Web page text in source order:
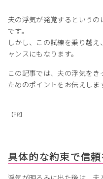
夫の浮気が発覚するという
です。
しかし、この試練を乗り越
ャンスにもなります。
この記事では、夫の浮気を
ためのポイントをお伝えしま
【PR】
具体的な約束で信